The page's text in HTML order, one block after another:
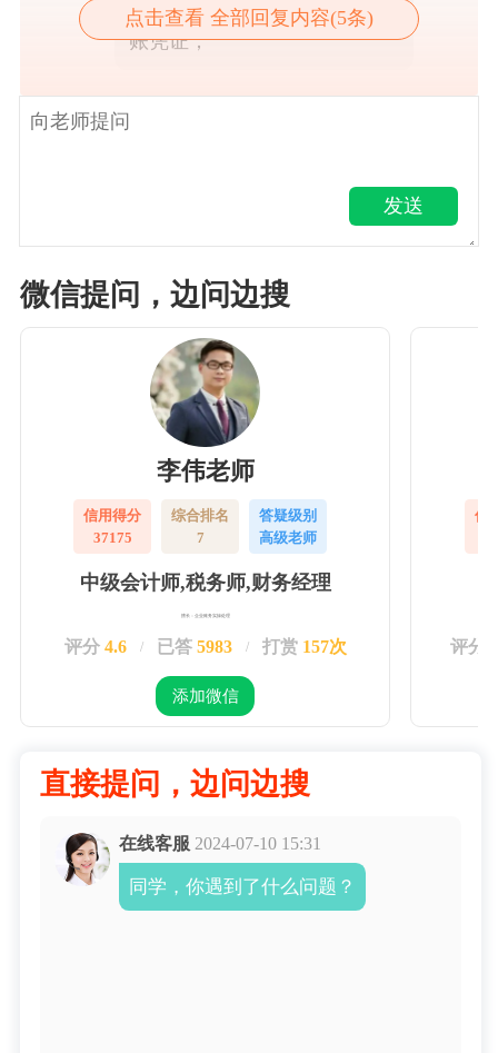
算抵扣增值税，都只能作为记
账凭证；
点击查看 全部回复内容(5条)
发送
微信提问，边问边搜
李伟老师
信用得分
37175
综合排名
7
答疑级别
高级老师
中级会计师,税务师,财务经理
擅长：企业账务实操处理
评分 4.6 / 已答 5983 / 打赏 157次
添加微信
信
评分
直接提问，边问边搜
在线客服 2024-07-10 15:31
同学，你遇到了什么问题？